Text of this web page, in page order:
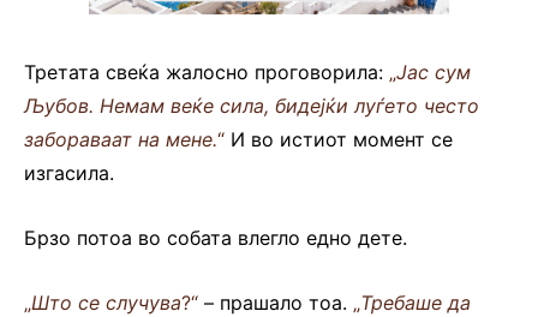
Третата свеќа жалосно проговорила: „Јас сум
Љубов. Немам веќе сила, бидејќи луѓето често
забораваат на мене.“ И во истиот момент се
изгасила.
Брзо потоа во собата влегло едно дете.
„Што се случува?“ – прашало тоа. „Требаше да